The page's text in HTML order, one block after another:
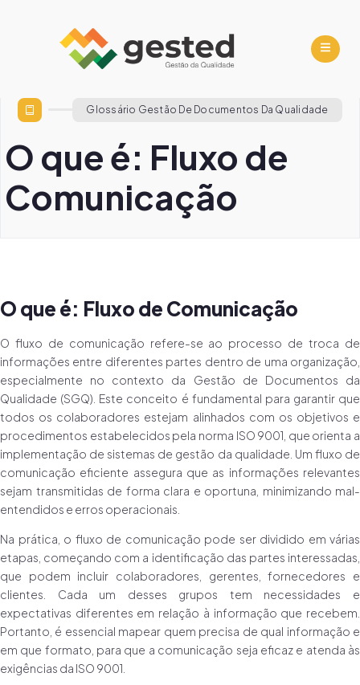
Glossário Gestão De Documentos Da Qualidade
O que é: Fluxo de
Comunicação
O que é: Fluxo de Comunicação
O fluxo de comunicação refere-se ao processo de troca de
informações entre diferentes partes dentro de uma organização,
especialmente no contexto da Gestão de Documentos da
Qualidade (SGQ). Este conceito é fundamental para garantir que
todos os colaboradores estejam alinhados com os objetivos e
procedimentos estabelecidos pela norma ISO 9001, que orienta a
implementação de sistemas de gestão da qualidade. Um fluxo de
comunicação eficiente assegura que as informações relevantes
sejam transmitidas de forma clara e oportuna, minimizando mal-
entendidos e erros operacionais.
Na prática, o fluxo de comunicação pode ser dividido em várias
etapas, começando com a identificação das partes interessadas,
que podem incluir colaboradores, gerentes, fornecedores e
clientes. Cada um desses grupos tem necessidades e
expectativas diferentes em relação à informação que recebem.
Portanto, é essencial mapear quem precisa de qual informação e
em que formato, para que a comunicação seja eficaz e atenda às
exigências da ISO 9001.